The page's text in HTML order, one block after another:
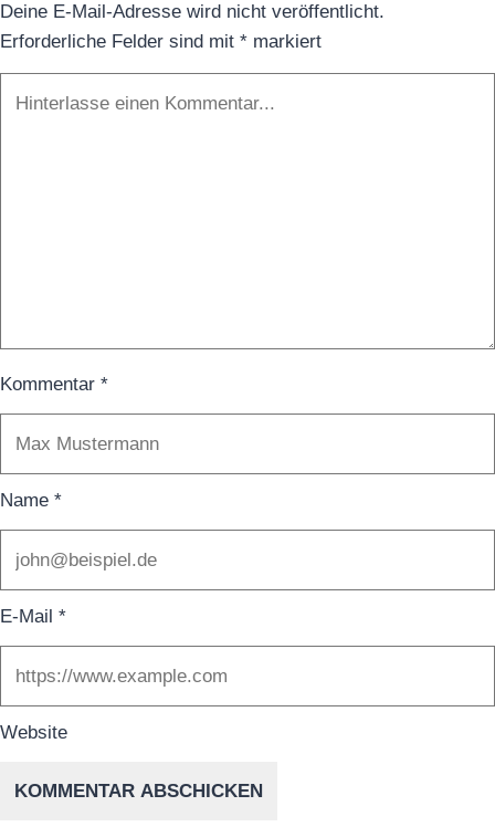
digitale
Bank
Deine E-Mail-Adresse wird nicht veröffentlicht.
Erforderliche Felder sind mit * markiert
Kommentar *
Name *
E-Mail *
Website